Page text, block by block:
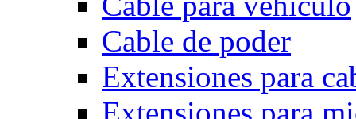
Cable de poder
Extensiones para